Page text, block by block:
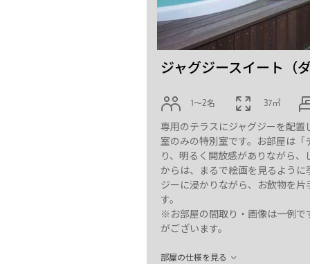
ジャグジースイート（
1〜2名 37㎡
専用のテラスにジャグジーを配
室のみの特別室です。お部屋は
り、明るく開放感がありながら
からは、まるで絵画を見るよう
ジーに浸かりながら、お飲物を
す。
※お部屋の間取り・画像は一例で
がございます。
部屋の仕様を見る